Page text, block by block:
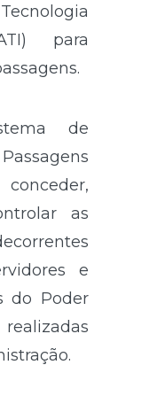
para
de
as
e
do Poder